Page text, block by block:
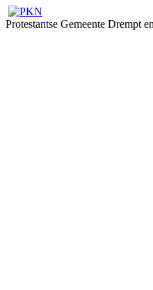
Protestantse Gemeente Drempt